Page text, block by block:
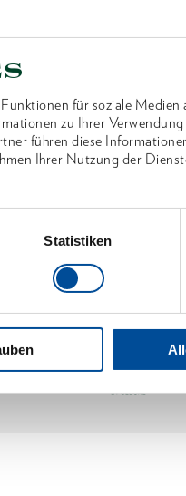
für soziale Medien
zu Ihrer
führen diese
Ihrer Nutzung der
Statistiken
2976463 / OX 173 E-
Preis auf Anfrage